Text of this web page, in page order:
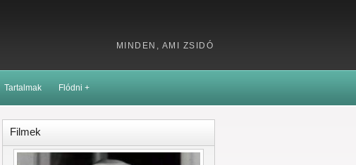
MINDEN, AMI ZSIDÓ
Tartalmak Flódni +
Filmek